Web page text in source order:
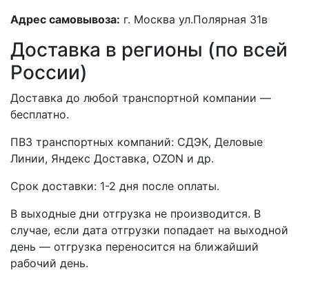
Адрес самовывоза: г. Москва ул.Полярная 31в
Доставка в регионы (по всей
России)
Доставка до любой транспортной компании —
бесплатно.
ПВЗ транспортных компаний: СДЭК, Деловые
Линии, Яндекс Доставка, OZON и др.
Срок доставки: 1-2 дня после оплаты.
В выходные дни отгрузка не производится. В
случае, если дата отгрузки попадает на выходной
день — отгрузка переносится на ближайший
рабочий день.